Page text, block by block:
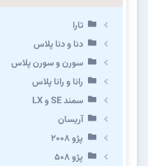
تارا
دنا و دنا پلاس
سورن و سورن پلاس
رانا و رانا پلاس
سمند SE و LX
آریسان
پژو ۲۰۰۸
پژو ۵۰۸